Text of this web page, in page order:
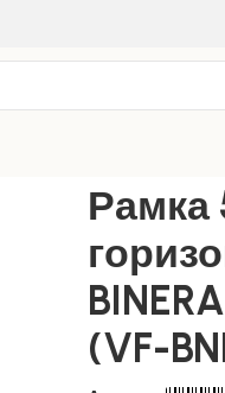
Рамка
(VF-